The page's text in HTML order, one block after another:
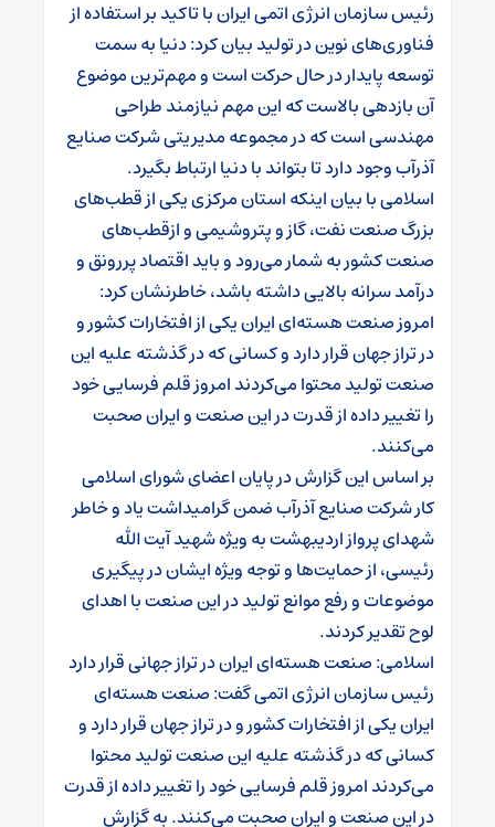
رئیس سازمان انرژی اتمی ایران با تاکید بر استفاده از
فناوری‌های نوین در تولید بیان کرد: دنیا به سمت
توسعه پایدار در حال حرکت است و مهم‌ترین موضوع
آن بازدهی بالاست که این مهم نیازمند طراحی
مهندسی است که در مجموعه مدیریتی شرکت صنایع
آذرآب وجود دارد تا بتواند با دنیا ارتباط بگیرد.
اسلامی با بیان اینکه استان مرکزی یکی از قطب‌های
بزرگ صنعت نفت، گاز و پتروشیمی و ازقطب‌های
صنعت کشور به شمار می‌رود و باید اقتصاد پررونق و
درآمد سرانه بالایی داشته باشد، خاطرنشان کرد:
امروز صنعت هسته‌ای ایران یکی از افتخارات کشور و
در تراز جهان قرار دارد و کسانی که در گذشته علیه این
صنعت تولید محتوا می‌کردند امروز قلم فرسایی خود
را تغییر داده از قدرت در این صنعت و ایران صحبت
می‌کنند.
بر اساس این گزارش در پایان اعضای شورای اسلامی
کار شرکت صنایع آذرآب ضمن گرامیداشت یاد و خاطر
شهدای پرواز اردیبهشت به ویژه شهید آیت الله
رئیسی، از حمایت‌ها و توجه ویژه ایشان در پیگیری
موضوعات و رفع موانع‌ تولید در این صنعت با اهدای
لوح تقدیر کردند.
اسلامی: صنعت هسته‌ای ایران ‌در تراز جهانی قرار دارد
رئیس سازمان انرژی اتمی گفت: صنعت هسته‌ای
ایران یکی از افتخارات کشور و در تراز جهان قرار دارد و
کسانی که در گذشته علیه این صنعت تولید محتوا
می‌کردند امروز قلم فرسایی خود را تغییر داده از قدرت
در این صنعت و ایران صحبت می‌کنند. به گزارش